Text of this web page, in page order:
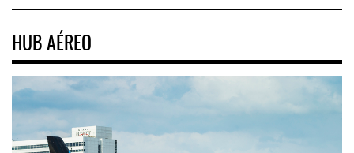
HUB AÉREO